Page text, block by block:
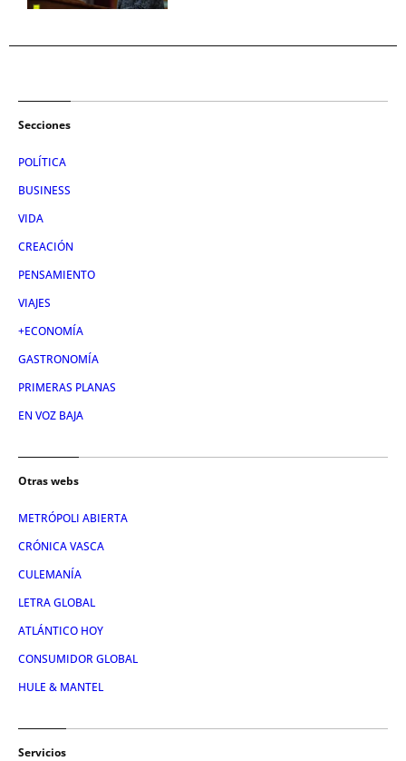
Secciones
POLÍTICA
BUSINESS
VIDA
CREACIÓN
PENSAMIENTO
VIAJES
+ECONOMÍA
GASTRONOMÍA
PRIMERAS PLANAS
EN VOZ BAJA
Otras webs
METRÓPOLI ABIERTA
CRÓNICA VASCA
CULEMANÍA
LETRA GLOBAL
ATLÁNTICO HOY
CONSUMIDOR GLOBAL
HULE & MANTEL
Servicios